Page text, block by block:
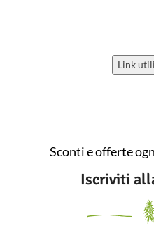
Link
Sconti e offerte
Iscriviti